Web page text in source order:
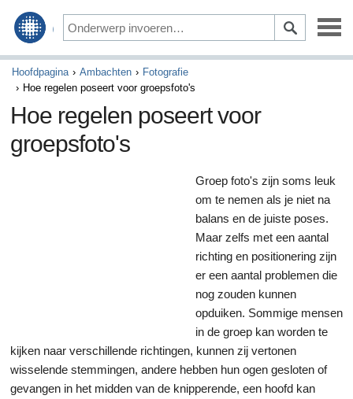
Onderhoud & Reparatie
Rijden & Veiligheid
Opties & Accessoires
Auto financiering & Verzekering
Wetenschap & Natuur
Hoofdpagina Ambachten
Fotografie
Hoe regelen poseert voor groepsfoto's
Hoe regelen poseert voor
groepsfoto's
Groep foto's zijn soms leuk
om te nemen als je niet na
balans en de juiste poses.
Maar zelfs met een aantal
richting en positionering zijn
er een aantal problemen die
nog zouden kunnen
opduiken. Sommige mensen
in de groep kan worden te
kijken naar verschillende richtingen, kunnen zij vertonen
wisselende stemmingen, andere hebben hun ogen gesloten of
gevangen in het midden van de knipperende, een hoofd kan